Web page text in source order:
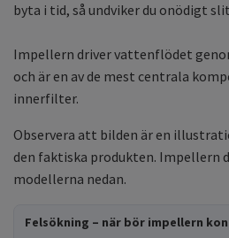
byta i tid, så undviker du onödigt
Impellern driver vattenflödet
och är en av de mest centrala
innerfilter.
Observera att bilden är en
den faktiska produkten. Impellern
modellerna nedan.
Felsökning – när bör impellern